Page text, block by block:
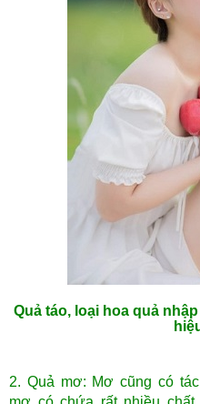
Quả táo, loại hoa quả
2. Quả mơ: Mơ cũng có